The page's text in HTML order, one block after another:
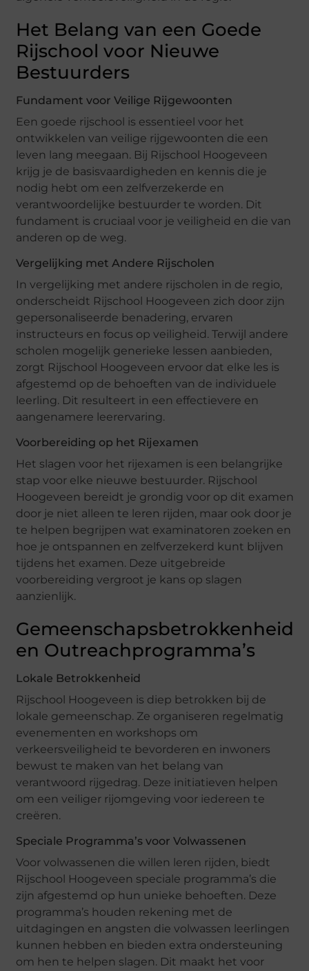
Het Belang van een Goede
Rijschool voor Nieuwe
Bestuurders
Fundament voor Veilige Rijgewoonten
Een goede rijschool is essentieel voor het
ontwikkelen van veilige rijgewoonten die een
leven lang meegaan. Bij Rijschool Hoogeveen
krijg je de basisvaardigheden en kennis die je
nodig hebt om een zelfverzekerde en
verantwoordelijke bestuurder te worden. Dit
fundament is cruciaal voor je veiligheid en die van
anderen op de weg.
Vergelijking met Andere Rijscholen
In vergelijking met andere rijscholen in de regio,
onderscheidt Rijschool Hoogeveen zich door zijn
gepersonaliseerde benadering, ervaren
instructeurs en focus op veiligheid. Terwijl andere
scholen mogelijk generieke lessen aanbieden,
zorgt Rijschool Hoogeveen ervoor dat elke les is
afgestemd op de behoeften van de individuele
leerling. Dit resulteert in een effectievere en
aangenamere leerervaring.
Voorbereiding op het Rijexamen
Het slagen voor het rijexamen is een belangrijke
stap voor elke nieuwe bestuurder. Rijschool
Hoogeveen bereidt je grondig voor op dit examen
door je niet alleen te leren rijden, maar ook door je
te helpen begrijpen wat examinatoren zoeken en
hoe je ontspannen en zelfverzekerd kunt blijven
tijdens het examen. Deze uitgebreide
voorbereiding vergroot je kans op slagen
aanzienlijk.
Gemeenschapsbetrokkenheid
en Outreachprogramma’s
Lokale Betrokkenheid
Rijschool Hoogeveen is diep betrokken bij de
lokale gemeenschap. Ze organiseren regelmatig
evenementen en workshops om
verkeersveiligheid te bevorderen en inwoners
bewust te maken van het belang van
verantwoord rijgedrag. Deze initiatieven helpen
om een veiliger rijomgeving voor iedereen te
creëren.
Speciale Programma’s voor Volwassenen
Voor volwassenen die willen leren rijden, biedt
Rijschool Hoogeveen speciale programma’s die
zijn afgestemd op hun unieke behoeften. Deze
programma’s houden rekening met de
uitdagingen en angsten die volwassen leerlingen
kunnen hebben en bieden extra ondersteuning
om hen te helpen slagen. Dit maakt het voor